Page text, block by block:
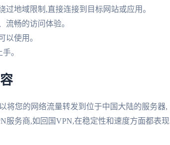
地域限制,直接连接到目标网站或应用。
流畅的访问体验。
以使用。
。
将您的网络流量转发到位于中国大陆的服务器,
服务商,如回国VPN,在稳定性和速度方面都表现